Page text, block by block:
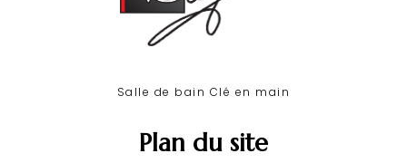
Salle de bain Clé en main​
Plan du site